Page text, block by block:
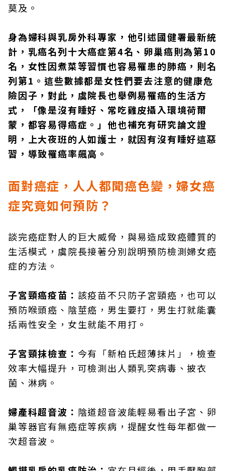
莫及。
身為婦科與乳房外科專家，他引述國健署最新統
計，乳癌名列十大癌症第4名、卵巢癌則為第10
名，女性因煮菜等習慣也容易罹患的肺癌，則名
列第1。這些數據都是女性們要去注意的健康危
險因子，對此，虞院長也舉例易罹癌的生活方
式，「像是沒有睡好、常吃雞皮攝入環境荷爾
蒙，都容易得癌症。」他也補充有研究論文證
明，上大夜班的人如護士，就因有沒有睡好這惡
習，導致罹癌率飆高。
面對癌症，人人都聞癌色變，婦女癌
症究竟如何預防？
談完癌症對人的巨大威脅，與易造成致癌體質的
生活模式，虞院長接著分別說明預防檢測婦女癌
症的方法。
子宮頸癌疫苗： 該疫苗不只防子宮頸癌，也可以
預防喉頭癌、陰莖癌，男生要打，男生打就能囊
括兩性安全，女生就能不用打。
子宮頸抹檢查： 今有「新柏氏超薄抹片」，檢查
效率大幅提升，可檢測出人類乳突病毒、披衣
菌、淋病。
婦產科超音波： 陰道超音波能輕易看出子宮、卵
巢等器官有無癌症等疾病，提醒女性每年都做一
次超音波。